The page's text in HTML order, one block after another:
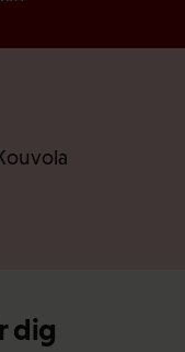
dig